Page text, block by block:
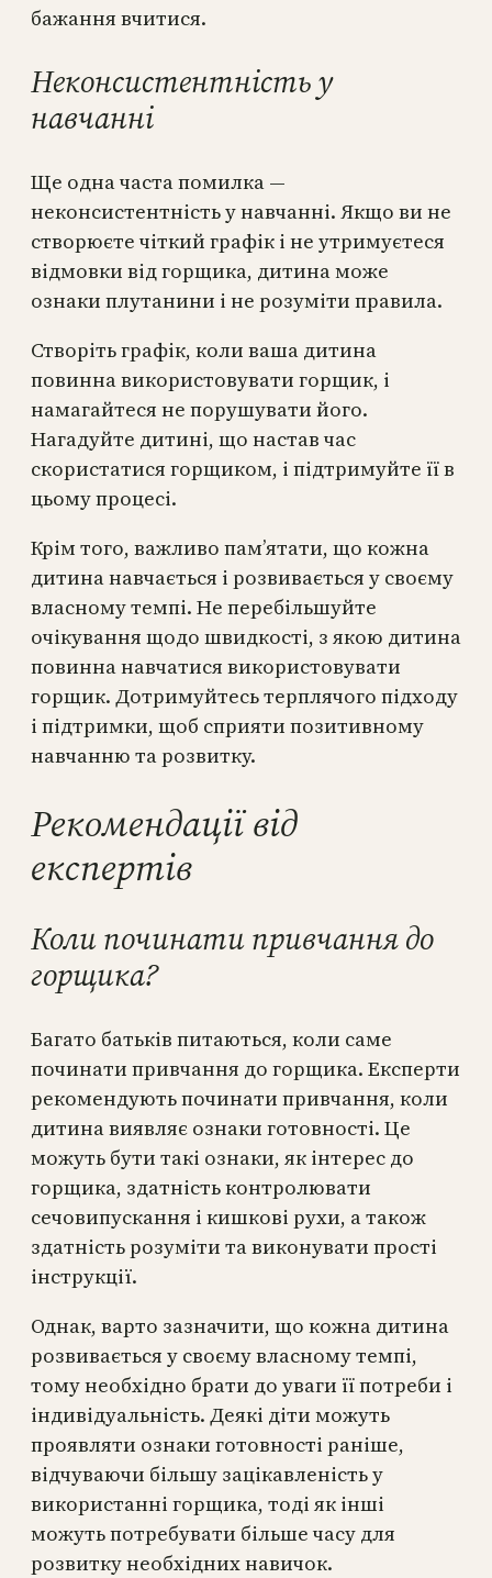
бажання вчитися.
Неконсистентність у
навчанні
Ще одна часта помилка —
неконсистентність у навчанні. Якщо ви не
створюєте чіткий графік і не утримуєтеся
відмовки від горщика, дитина може
ознаки плутанини і не розуміти правила.
Створіть графік, коли ваша дитина
повинна використовувати горщик, і
намагайтеся не порушувати його.
Нагадуйте дитині, що настав час
скористатися горщиком, і підтримуйте її в
цьому процесі.
Крім того, важливо пам’ятати, що кожна
дитина навчається і розвивається у своєму
власному темпі. Не перебільшуйте
очікування щодо швидкості, з якою дитина
повинна навчатися використовувати
горщик. Дотримуйтесь терплячого підходу
і підтримки, щоб сприяти позитивному
навчанню та розвитку.
Рекомендації від
експертів
Коли починати привчання до
горщика?
Багато батьків питаються, коли саме
починати привчання до горщика. Експерти
рекомендують починати привчання, коли
дитина виявляє ознаки готовності. Це
можуть бути такі ознаки, як інтерес до
горщика, здатність контролювати
сечовипускання і кишкові рухи, а також
здатність розуміти та виконувати прості
інструкції.
Однак, варто зазначити, що кожна дитина
розвивається у своєму власному темпі,
тому необхідно брати до уваги її потреби і
індивідуальність. Деякі діти можуть
проявляти ознаки готовності раніше,
відчуваючи більшу зацікавленість у
використанні горщика, тоді як інші
можуть потребувати більше часу для
розвитку необхідних навичок.